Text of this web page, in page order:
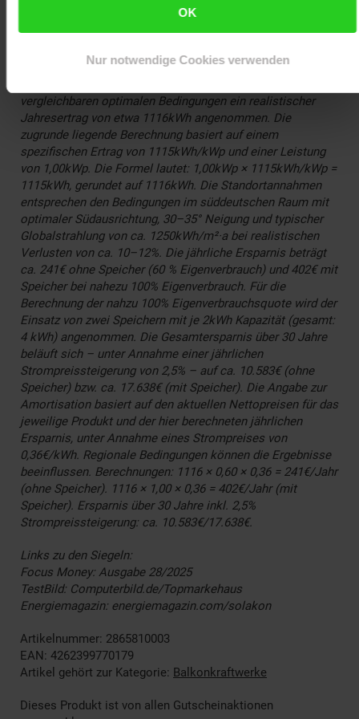
OK
Nur notwendige Cookies verwenden
https://www.ise.fraunhofer.de/de/forschungsprojekte/
Mehr Informationen zu den Einsparpotenzialen:
vergleichbaren optimalen Bedingungen ein realistischer
Jahresertrag von etwa 1116kWh angenommen. Die
zugrunde liegende Berechnung basiert auf einem
spezifischen Ertrag von 1115kWh/kWp und einer Leistung
von 1,00kWp. Die Formel lautet: 1,00kWp × 1115kWh/kWp =
1115kWh, gerundet auf 1116kWh. Die Standortannahmen
entsprechen den Bedingungen im süddeutschen Raum mit
optimaler Südausrichtung, 30–35° Neigung und typischer
Globalstrahlung von ca. 1250kWh/m²·a bei realistischen
Verlusten von ca. 10–12%. Die jährliche Ersparnis beträgt
ca. 241€ ohne Speicher (60 % Eigenverbrauch) und 402€ mit
Speicher bei nahezu 100% Eigenverbrauch. Für die
Berechnung der nahzu 100% Eigenverbrauchsquote wird der
Einsatz von zwei Speichern mit je 2kWh Kapazität (gesamt:
4 kWh) angenommen. Die Gesamtersparnis über 30 Jahre
beläuft sich – unter Annahme einer jährlichen
Strompreissteigerung von 2,5% – auf ca. 10.583€ (ohne
Speicher) bzw. ca. 17.638€ (mit Speicher). Die Angabe zur
Amortisation basiert auf den aktuellen Nettopreisen für das
jeweilige Produkt und der hier berechneten jährlichen
Ersparnis, unter Annahme eines Strompreises von
0,36€/kWh. Regionale Bedingungen können die Ergebnisse
beeinflussen. Berechnungen: 1116 × 0,60 × 0,36 = 241€/Jahr
(ohne Speicher). 1116 × 1,00 × 0,36 = 402€/Jahr (mit
Speicher). Ersparnis über 30 Jahre inkl. 2,5%
Strompreissteigerung: ca. 10.583€/17.638€.
Links zu den Siegeln:
Focus Money: Ausgabe 28/2025
TestBild: Computerbild.de/Topmarkehaus
Energiemagazin: energiemagazin.com/solakon
Artikelnummer: 2865810003
EAN: 4262399770179
Artikel gehört zur Kategorie: Balkonkraftwerke
Dieses Produkt ist von allen Gutscheinaktionen